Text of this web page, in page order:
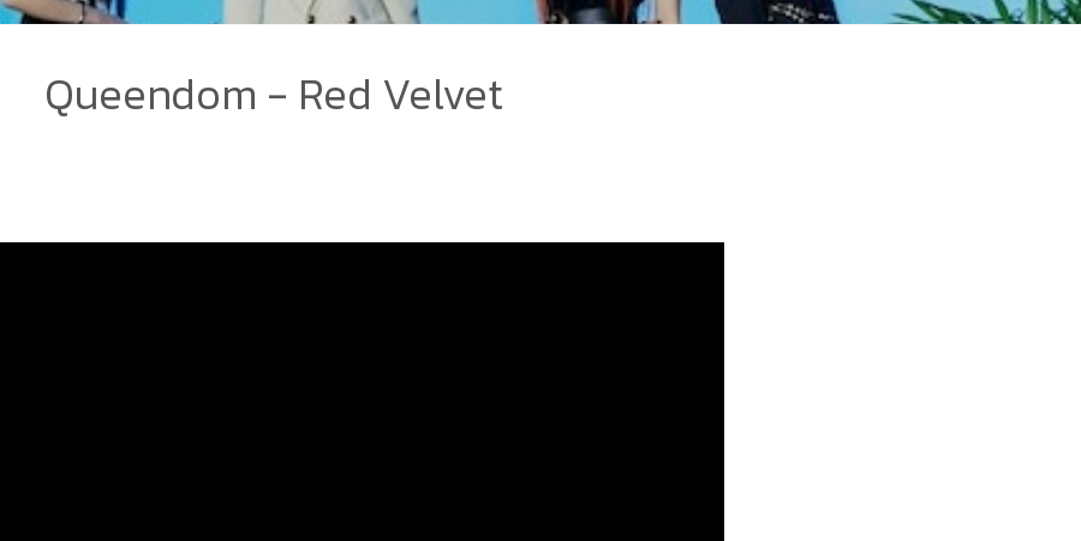
Queendom - Red Velvet